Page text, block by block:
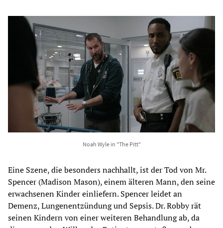
Noah Wyle in "The Pitt"
Eine Szene, die besonders nachhallt, ist der Tod von Mr.
Spencer (Madison Mason), einem älteren Mann, den seine
erwachsenen Kinder einliefern. Spencer leidet an
Demenz, Lungenentzündung und Sepsis. Dr. Robby rät
seinen Kindern von einer weiteren Behandlung ab, da